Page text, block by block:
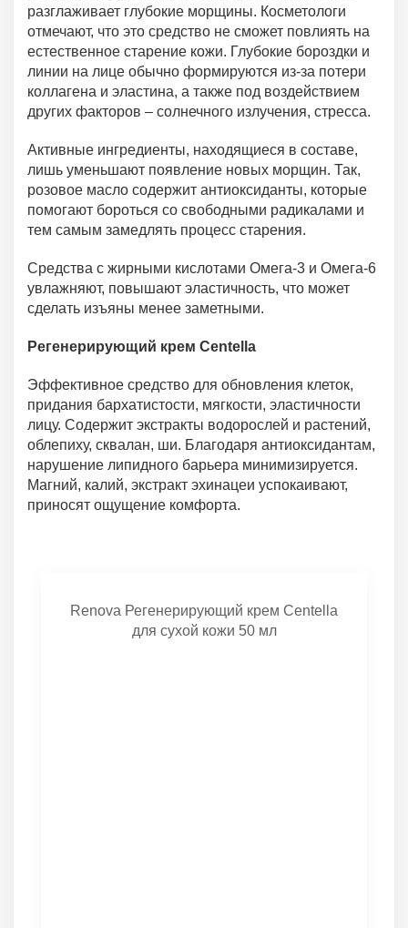
разглаживает глубокие морщины. Косметологи
отмечают, что это средство не сможет повлиять на
естественное старение кожи. Глубокие бороздки и
линии на лице обычно формируются из-за потери
коллагена и эластина, а также под воздействием
других факторов – солнечного излучения, стресса.
Активные ингредиенты, находящиеся в составе,
лишь уменьшают появление новых морщин. Так,
розовое масло содержит антиоксиданты, которые
помогают бороться со свободными радикалами и
тем самым замедлять процесс старения.
Средства с жирными кислотами Омега-3 и Омега-6
увлажняют, повышают эластичность, что может
сделать изъяны менее заметными.
Регенерирующий крем Centella
Эффективное средство для обновления клеток,
придания бархатистости, мягкости, эластичности
лицу. Содержит экстракты водорослей и растений,
облепиху, сквалан, ши. Благодаря антиоксидантам,
нарушение липидного барьера минимизируется.
Магний, калий, экстракт эхинацеи успокаивают,
приносят ощущение комфорта.
Renova Регенерирующий крем Centella
для сухой кожи 50 мл